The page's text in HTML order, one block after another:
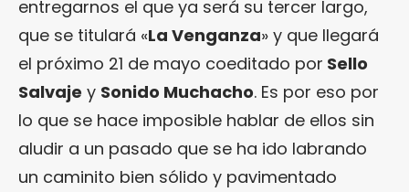
entregarnos el que ya será su tercer largo,
que se titulará «La Venganza» y que llegará
el próximo 21 de mayo coeditado por Sello
Salvaje y Sonido Muchacho. Es por eso por
lo que se hace imposible hablar de ellos sin
aludir a un pasado que se ha ido labrando
un caminito bien sólido y pavimentado